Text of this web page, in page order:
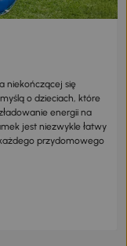
niekończącej się
o dzieciach, które
energii na
jest niezwykle łatwy
przydomowego